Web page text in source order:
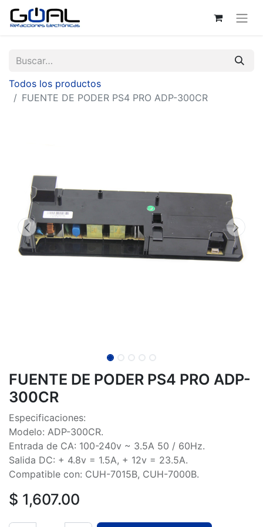
Todos los productos
FUENTE DE PODER PS4 PRO ADP-300CR
FUENTE DE PODER PS4 PRO ADP-
300CR
Especificaciones:
Modelo: ADP-300CR.
Entrada de CA: 100-240v ~ 3.5A 50 / 60Hz.
Salida DC: + 4.8v = 1.5A, + 12v = 23.5A.
Compatible con: CUH-7015B, CUH-7000B.
$ 1,607.00